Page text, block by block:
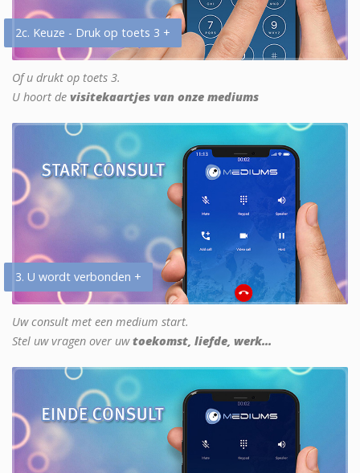
2c. Keuze - Druk op toets 3 +
Of u drukt op toets 3.
U hoort de visitekaartjes van onze mediums
3. U wordt verbonden +
Uw consult met een medium start.
Stel uw vragen over uwtoekomst, liefde, werk...